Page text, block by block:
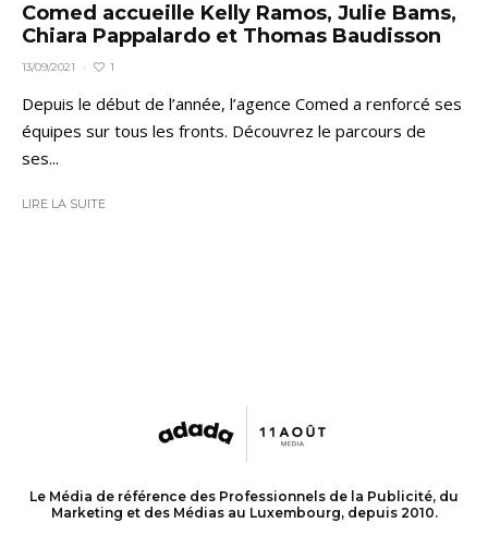
Comed accueille Kelly Ramos, Julie Bams,
Chiara Pappalardo et Thomas Baudisson
13/09/2021 · 1
Depuis le début de l’année, l’agence Comed a renforcé ses
équipes sur tous les fronts. Découvrez le parcours de
ses...
LIRE LA SUITE
Le Média de référence des Professionnels de la Publicité, du
Marketing et des Médias au Luxembourg, depuis 2010.